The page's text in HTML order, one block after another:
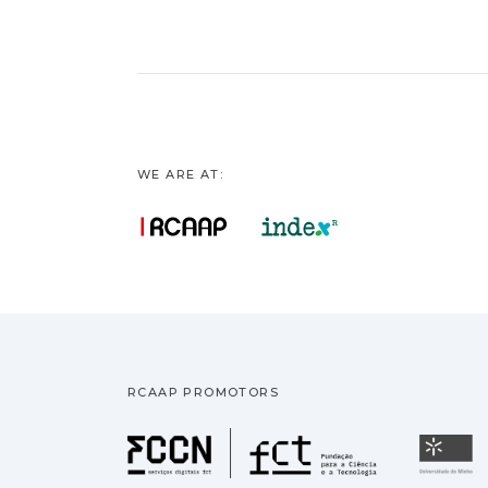
WE ARE AT:
RCAAP PROMOTORS
Fundação